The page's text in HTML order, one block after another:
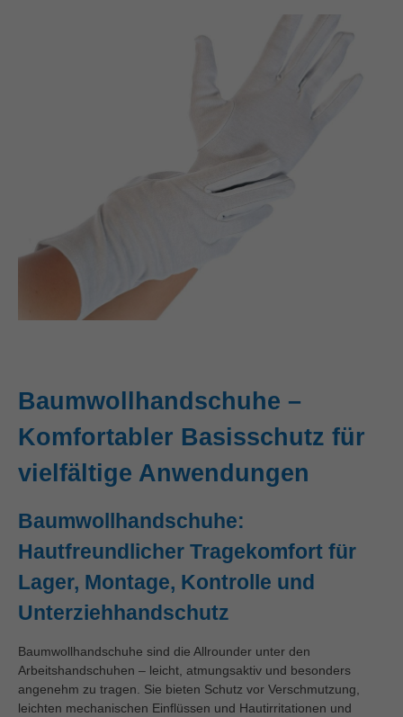
Baumwollhandschuhe –
Komfortabler Basisschutz für
vielfältige Anwendungen
Baumwollhandschuhe:
Hautfreundlicher Tragekomfort für
Lager, Montage, Kontrolle und
Unterziehhandschutz
Baumwollhandschuhe sind die Allrounder unter den
Arbeitshandschuhen – leicht, atmungsaktiv und besonders
angenehm zu tragen. Sie bieten Schutz vor Verschmutzung,
leichten mechanischen Einflüssen und Hautirritationen und